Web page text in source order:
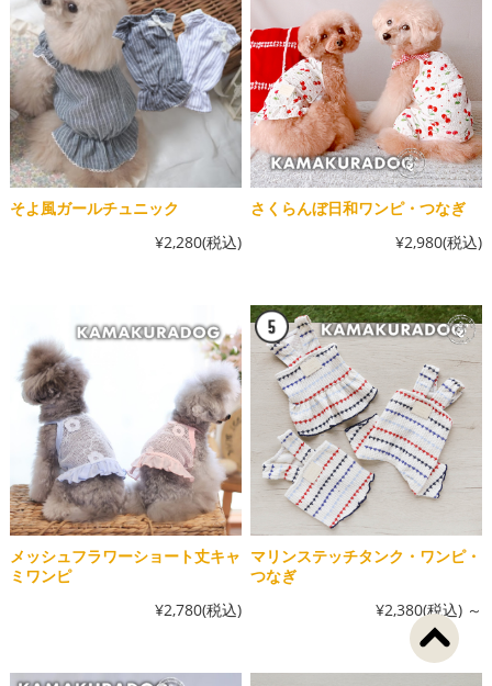
そよ風ガールチュニック
¥2,280(税込)
さくらんぼ日和ワンピ・つなぎ
¥2,980(税込)
メッシュフラワーショート丈キャ
ミワンピ
¥2,780(税込)
マリンステッチタンク・ワンピ・
つなぎ
¥2,380(税込) ～